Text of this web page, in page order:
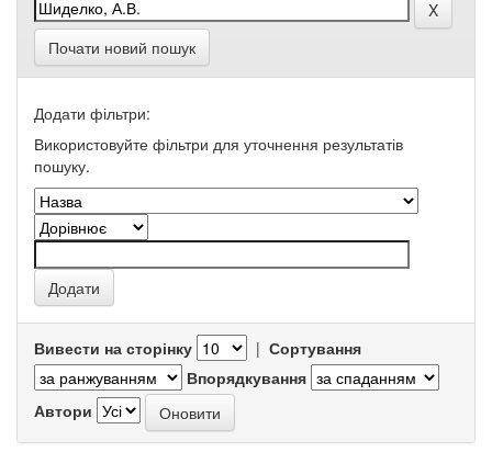
Почати новий пошук
Додати фільтри:
Використовуйте фільтри для уточнення результатів
пошуку.
Вивести на сторінку | Сортування
Впорядкування
Автори